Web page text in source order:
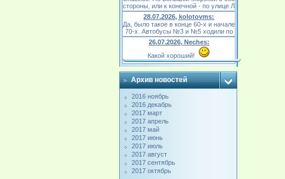
стороны, или к конечной - по улице Л
28.07.2026, kolotovms:
Да, было такое в конце 60-х и начале
70-х. Автобусы №3 и №5 ходили по
26.07.2026, Neches:
Какой хороший!
Архив новостей
2016 ноябрь
2016 декабрь
2017 март
2017 апрель
2017 май
2017 июнь
2017 июль
2017 август
2017 сентябрь
2017 октябрь